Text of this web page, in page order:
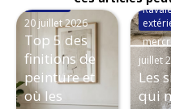
lundi
20 juillet 2026
Top 5 des
finitions de
peinture et
où les
juillet
Les
qui